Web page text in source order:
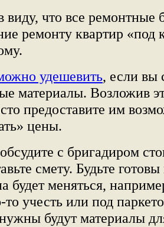
виду, что все ремонтные
ремонту квартир «под
удешевить, если вы
материалы. Возложив
предоставите им
цены.
с бригадиром
смету. Будьте
будет меняться,
то учесть или под
будут материалы